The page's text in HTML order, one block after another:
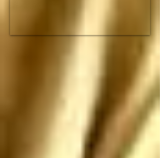
no durará ni una
fracción de lo que duró
el imperio romano
ataquen, pero si nos
atacan los saludo
antes de que sean
ANIQUILADOS por